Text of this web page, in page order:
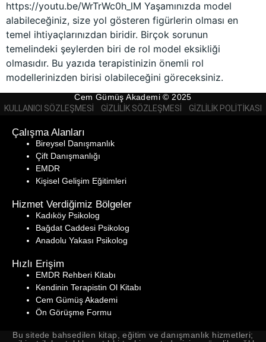
https://youtu.be/WrTrWc0h_lM Yaşamınızda model
alabileceğiniz, size yol gösteren figürlerin olması en
temel ihtiyaçlarınızdan biridir. Birçok sorunun
temelindeki şeylerden biri de rol model eksikliği
olmasıdır. Bu yazıda terapistinizin önemli rol
modellerinizden birisi olabileceğini göreceksiniz.
Cem Gümüş Akademi © 2025
KULLANICI SÖZLEŞMESI
GIZLILIK SÖZLEŞMESI GIZLILIK POLITIKASI
Çalışma Alanları
Bireysel Danışmanlık
Çift Danışmanlığı
EMDR
Kişisel Gelişim Eğitimleri
Hizmet Verdiğimiz Bölgeler
Kadıköy Psikolog
Bağdat Caddesi Psikolog
Anadolu Yakası Psikolog
Hızlı Erişim
EMDR Rehberi Kitabı
Kendinin Terapistin Ol Kitabı
Cem Gümüş Akademi
Ön Görüşme Formu
Bu sitede bahsedilen kitap, eğitim ve danışmanlık hizmetleri;